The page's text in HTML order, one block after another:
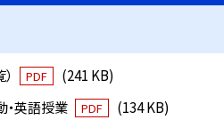
PDF
(241 KB)
英語授業
PDF
(134 KB)